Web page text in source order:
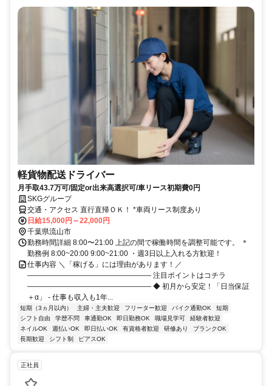
軽貨物配送ドライバー
月手取43.7万可/固定or出来高選択可/車リース初期費0円
SKGグループ
交通・アクセス 直行直帰ＯＫ！ *車両リース制度あり
日給15,000円～22,000円
千葉県流山市
勤務時間詳細 8:00〜21:00 上記の間で稼働時間を調整可能です。 ＊
勤務例 8:00~20:00 9:00~21:00 ・週3日以上入れる方歓迎！
仕事内容 ＼「稼げる」には理由があります！／
――――――――――――――――― 注目ポイントはコチラ
――――――――――――――――― ◆ 初月から安定！「日当保証
＋α」 - 仕事も収入も1年...
短期（3ヵ月以内） 主婦・主夫歓迎 フリーター歓迎 バイク通勤OK
短期
シフト自由
学歴不問 車通勤OK 即日勤務OK 職場見学可
経験者歓迎
ネイルOK
週払いOK 即日払いOK 有資格者歓迎 研修あり
ブランクOK
長期歓迎
シフト制 ピアスOK
正社員